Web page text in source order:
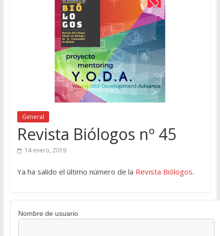
General
Revista Biólogos nº 45
14 enero, 2019
Ya ha salido el último número de la Revista Biólogos.
Nombre de usuario